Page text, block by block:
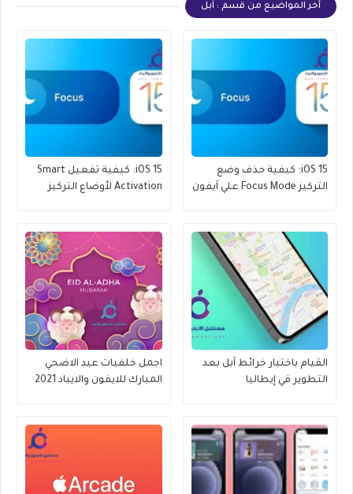
أخر المواضيع من قسم : اَبل
iOS 15: كيفية حذف وضع
التركيز Focus Mode علي اَيفون
iOS 15: كيفية تفعيل Smart
Activation لأوضاع التركيز
القيام باختبار خرائط اَبل بعد
التطوير في إيطاليا
اجمل خلفيات عيد الاضحي
المبارك للايفون والايباد 2021